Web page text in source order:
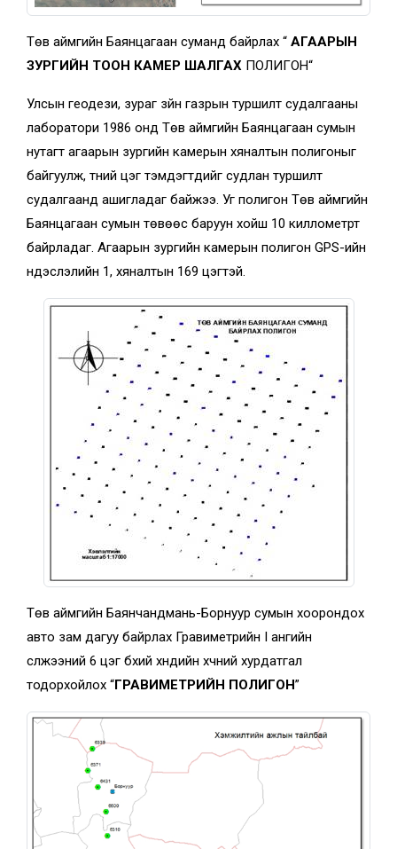
Төв аймгийн Баянцагаан суманд байрлах “ АГААРЫН
ЗУРГИЙН ТООН КАМЕР ШАЛГАХ ПОЛИГОН“
Улсын геодези, зураг зүйн газрын туршилт судалгааны
лаборатори 1986 онд Төв аймгийн Баянцагаан сумын
нутагт агаарын зургийн камерын хяналтын полигоныг
байгуулж, түүний цэг тэмдэгтүүдийг судлан туршилт
судалгаанд ашигладаг байжээ. Уг полигон Төв аймгийн
Баянцагаан сумын төвөөс баруун хойш 10 киллометрт
байрладаг. Агаарын зургийн камерын полигон GPS-ийн
үндэслэлийн 1, хяналтын 169 цэгтэй.
Төв аймгийн Баянчандмань-Борнуур сумын хоорондох
авто зам дагуу байрлах Гравиметрийн I ангийн
сүлжээний 6 цэг бүхий хүндийн хүчний хурдатгал
тодорхойлох “ГРАВИМЕТРИЙН ПОЛИГОН”